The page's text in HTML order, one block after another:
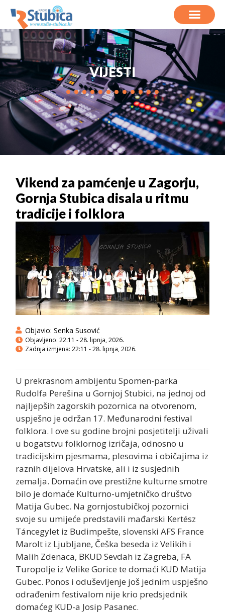
VIJESTI
Vikend za pamćenje u Zagorju,
Gornja Stubica disala u ritmu
tradicije i folklora
Objavio: Senka Susović
Objavljeno: 22:11 - 28. lipnja, 2026.
Zadnja izmjena: 22:11 - 28. lipnja, 2026.
U prekrasnom ambijentu Spomen-parka
Rudolfa Perešina u Gornjoj Stubici, na jednoj od
najljepših zagorskih pozornica na otvorenom,
uspješno je održan 17. Međunarodni festival
folklora. I ove su godine brojni posjetitelji uživali
u bogatstvu folklornog izričaja, odnosno u
tradicijskim pjesmama, plesovima i običajima iz
raznih dijelova Hrvatske, ali i iz susjednih
zemalja. Domaćin ove prestižne kulturne smotre
bilo je domaće Kulturno-umjetničko društvo
Matija Gubec. Na gornjostubičkoj pozornici
svoje su umijeće predstavili mađarski Kertész
Táncegylet iz Budimpešte, slovenski AFS France
Marolt iz Ljubljane, Češka beseda iz Velikih i
Malih Zdenaca, BKUD Sevdah iz Zagreba, FA
Turopolje iz Velike Gorice te domaći KUD Matija
Gubec. Ponos i oduševljenje još jednim uspješno
odrađenim festivalom nije krio predsjednik
domaćeg KUD-a Josip Pasanec.